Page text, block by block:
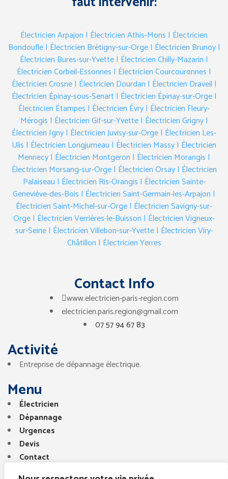
Électricien Arpajon | Électricien Athis-Mons | Électricien
Bondoufle | Électricien Brétigny-sur-Orge | Électricien Brunoy |
Électricien Bures-sur-Yvette| Électricien Chilly-Mazarin |
Électricien Corbeil-Essonnes | Électricien Courcouronnes |
Électricien Crosne | Électricien Dourdan | Électricien Draveil |
Électricien Épinay-sous-Senart | Électricien Épinay-sur-Orge |
Électricien Étampes | Électricien Évry| Électricien Fleury-
Mérogis | Électricien Gif-sur-Yvette | Électricien Grigny |
Électricien Igny| Électricien Juvisy-sur-Orge| Électricien Les-
Ulis | Électricien Longjumeau | Électricien Massy| Électricien
Mennecy| Électricien Montgeron | Électricien Morangis |
Électricien Morsang-sur-Orge | Électricien Orsay | Électricien
Palaiseau | Électricien Ris-Orangis | Électricien Sainte-
Geneviève-des-Bois | Électricien Saint-Germain-les-Arpajon |
Électricien Saint-Michel-sur-Orge| Électricien Savigny-sur-
Orge| Électricien Verrières-le-Buisson | Électricien Vigneux-
sur-Seine | Électricien Villebon-sur-Yvette | Électricien Viry-
Châtillon | Électricien Yerres
Contact Info
www.electricien-paris-region.com
electricien.paris.region@gmail.com
07 57 94 67 83
Activité
Entreprise de dépannage électrique.
Menu
Électricien
Dépannage
Urgences
Devis
Contact